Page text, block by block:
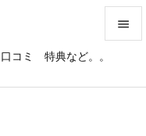
コミ 特典など。。
